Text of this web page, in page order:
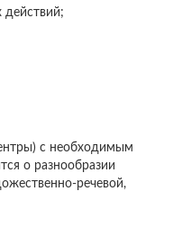
действий;
с необходимым
о разнообразии
речевой,